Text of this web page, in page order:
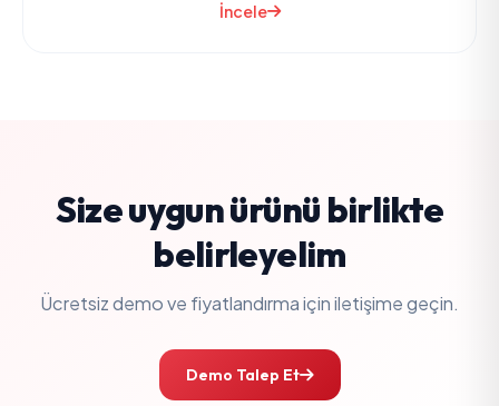
İncele
Size uygun ürünü birlikte
belirleyelim
Ücretsiz demo ve fiyatlandırma için iletişime geçin.
Demo Talep Et